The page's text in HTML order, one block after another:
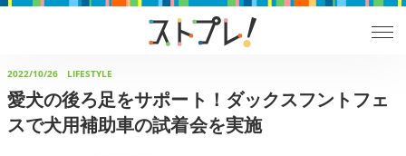
2022/10/26 LIFESTYLE
愛犬の後ろ足をサポート！ダックスフントフェ
スで犬用補助車の試着会を実施